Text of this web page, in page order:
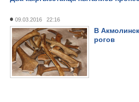
09.03.2016 22:16
В
рогов